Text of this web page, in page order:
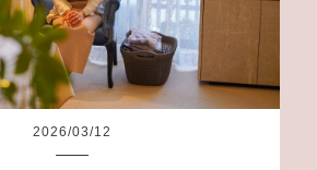
2026/03/12